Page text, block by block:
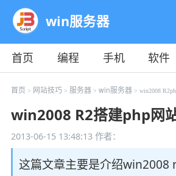
win服务器
首页 编程 手机 软件
教程
平面 服务器
首页 > 网站技巧 > 服务器> win服务器> win2008
win2008 R2搭建php网
2013-06-15 13:48:13作者：
这篇文章主要是介绍win2008